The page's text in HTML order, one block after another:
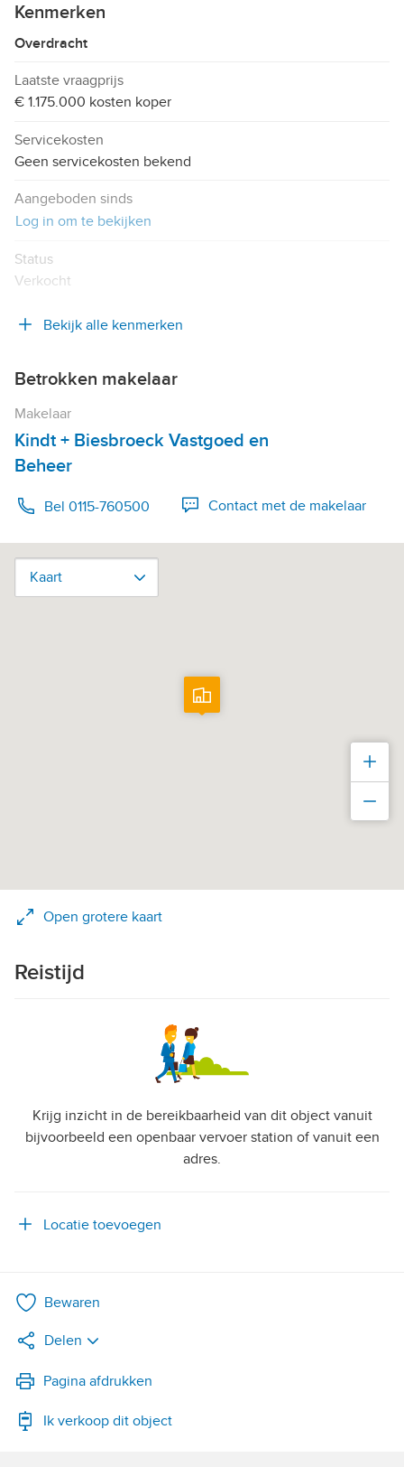
Kenmerken
Overdracht
Laatste vraagprijs
€ 1.175.000 kosten koper
Servicekosten
Geen servicekosten bekend
Aangeboden sinds
Log in om te bekijken
Status
Verkocht
Bekijk alle kenmerken
Betrokken makelaar
Makelaar
Kindt + Biesbroeck Vastgoed en
Beheer
Bel 0115-760500 Contact met de makelaar
Kaart
Kaart
Open grotere kaart
Reistijd
Krijg inzicht in de bereikbaarheid van dit object vanuit
bijvoorbeeld een openbaar vervoer station of vanuit een
adres.
Locatie toevoegen
Bewaren
Delen
LinkedIn
WhatsApp
Pagina afdrukken
Ik verkoop dit object